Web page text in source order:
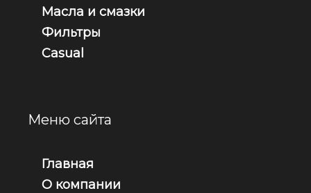
Масла и смазки
Фильтры
Casual
Меню сайта
Главная
О компании